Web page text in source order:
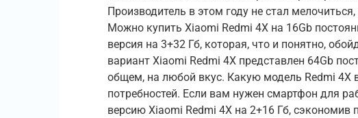
Производитель в этом году не стал
Можно купить Xiaomi Redmi 4X на 16Gb
версия на 3+32 Гб, которая, что и понятно,
вариант Xiaomi Redmi 4X представлен 64Gb
общем, на любой вкус. Какую модель Redmi 4X
потребностей. Если вам нужен смартфон для
версию Xiaomi Redmi 4X на 2+16 Гб,